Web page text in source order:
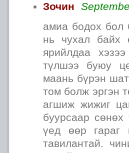
Зочин
амиа бодох бол
нь чухал байх
ярийлдаа
түлшээ буюу
маань бүрэн
том болж эргэн
агшиж жижиг
буурсаар сөнөх
үед өөр гараг
тавилантай.